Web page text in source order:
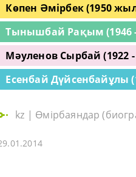
Көпен Әмірбек (1950
Тынышбай Рақым (1946 -
Мәуленов Сырбай (1922 -
Есенбай Дүйсенбайұлы
kz | Өмірбаяндар